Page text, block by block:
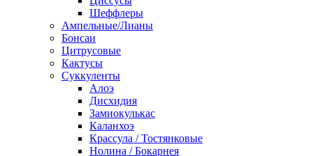
Шеффлеры
Ампельные/Лианы
Бонсаи
Цитрусовые
Кактусы
Суккуленты
Алоэ
Дисхидия
Замиокулькас
Каланхоэ
Крассула / Тостянковые
Нолина / Бокарнея